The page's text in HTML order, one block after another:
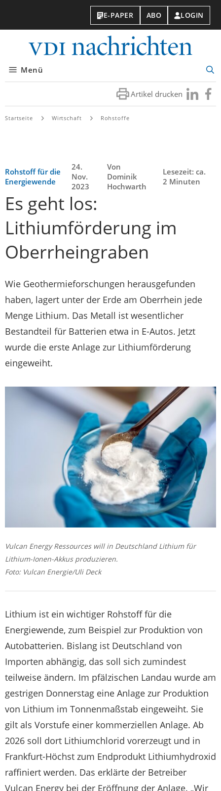
E-PAPER ABO LOGIN
Menü
Artikel drucken Besuchen
Sie
Sie
Startseite Wirtschaft Rohstoffe
Rohstoff für die
Energiewende
24.
Nov.
2023
Von
Dominik
Hochwarth
Lesezeit: ca.
2 Minuten
Es geht los:
Lithiumförderung im
Oberrheingraben
Wie Geothermieforschungen herausgefunden
haben, lagert unter der Erde am Oberrhein jede
Menge Lithium. Das Metall ist wesentlicher
Bestandteil für Batterien etwa in E-Autos. Jetzt
wurde die erste Anlage zur Lithiumförderung
eingeweiht.
Vulcan Energy Ressources will in Deutschland Lithium für
Lithium-Ionen-Akkus produzieren.
Foto: Vulcan Energie/Uli Deck
Lithium ist ein wichtiger Rohstoff für die
Energiewende, zum Beispiel zur Produktion von
Autobatterien. Bislang ist Deutschland von
Importen abhängig, das soll sich zumindest
teilweise ändern. Im pfälzischen Landau wurde am
gestrigen Donnerstag eine Anlage zur Produktion
von Lithium im Tonnenmaßstab eingeweiht. Sie
gilt als Vorstufe einer kommerziellen Anlage. Ab
2026 soll dort Lithiumchlorid vorerzeugt und in
Frankfurt-Höchst zum Endprodukt Lithiumhydroxid
raffiniert werden. Das erklärte der Betreiber
Vulcan Energy bei der Eröffnung der Anlage. „Wir